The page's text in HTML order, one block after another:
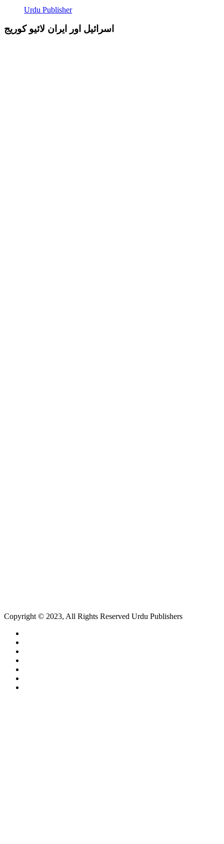
Urdu Publisher
اسرائیل اور ایران لائیو کوریج
Copyright © 2023, All Rights Reserved Urdu Publishers